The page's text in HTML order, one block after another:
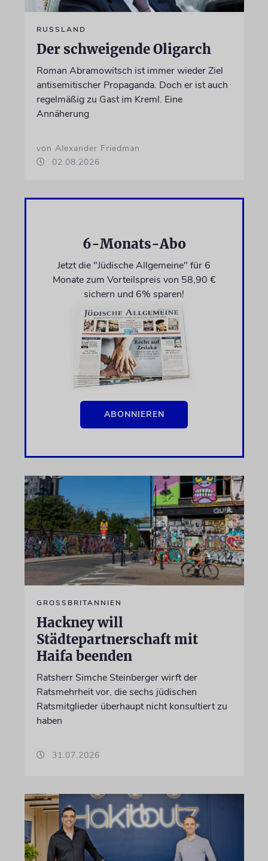
RUSSLAND
Der schweigende Oligarch
Roman Abramowitsch ist immer wieder Ziel
antisemitischer Propaganda. Doch er ist auch
regelmäßig zu Gast im Kreml. Eine
Annäherung
von Alexander Friedman
02.08.2026
6-Monats-Abo
Jetzt die "Jüdische Allgemeine" für 6
Monate zum Vorteilspreis von 58,90 €
sichern und 6% sparen!
ABONNIEREN
GROSSBRITANNIEN
Hackney will
Städtepartnerschaft mit
Haifa beenden
Ratsherr Simche Steinberger wirft der
Ratsmehrheit vor, die sechs jüdischen
Ratsmitglieder überhaupt nicht konsultiert zu
haben
31.07.2026